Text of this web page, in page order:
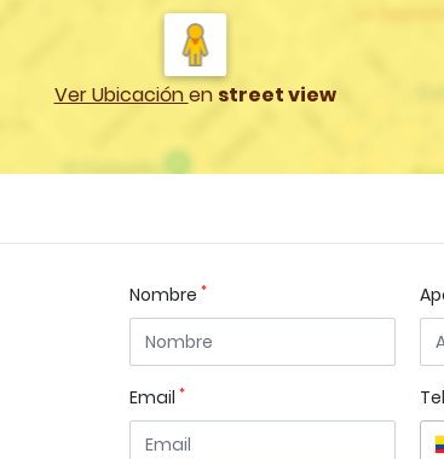
Ver Ubicaciónen street view
Nombre *
Email *